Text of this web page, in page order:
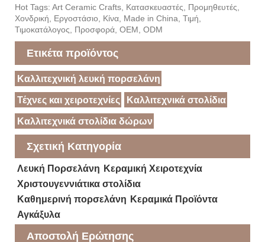
Hot Tags: Art Ceramic Crafts, Κατασκευαστές, Προμηθευτές,
Χονδρική, Εργοστάσιο, Κίνα, Made in China, Τιμή,
Τιμοκατάλογος, Προσφορά, OEM, ODM
Ετικέτα προϊόντος
Καλλιτεχνική λευκή πορσελάνη
Τέχνες και χειροτεχνίες Καλλιτεχνικά στολίδια
Καλλιτεχνικά στολίδια δώρων
Σχετική Κατηγορία
Λευκή Πορσελάνη Κεραμική Χειροτεχνία
Χριστουγεννιάτικα στολίδια
Καθημερινή πορσελάνη Κεραμικά Προϊόντα
Αγκάξυλα
Αποστολή Ερώτησης